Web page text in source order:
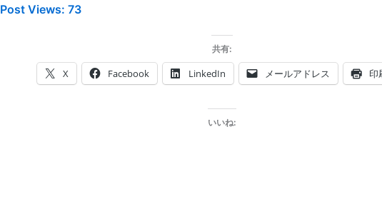
Post Views: 73
共有:
X Facebook LinkedIn メールアドレス 印
いいね: